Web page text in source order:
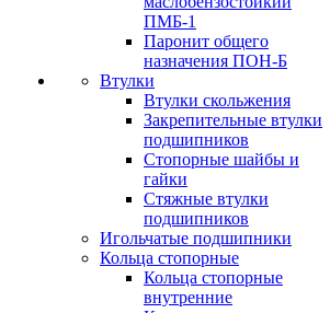
ПМБ-1
Паронит общего
назначения ПОН-Б
Втулки
Втулки скольжения
Закрепительные втулки
подшипников
Стопорные шайбы и
гайки
Стяжные втулки
подшипников
Игольчатые подшипники
Кольца стопорные
Кольца стопорные
внутренние